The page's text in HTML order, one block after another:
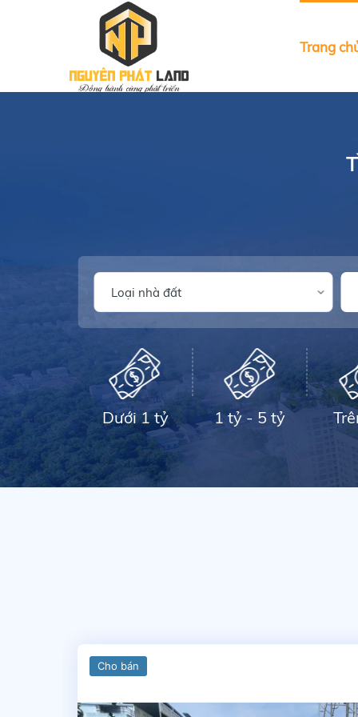
Trang
Dưới 1 tỷ 1 tỷ - 5 tỷ
Cho bán